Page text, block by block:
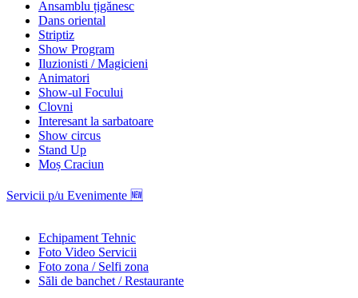
Ansamblu țigănesc
Dans oriental
Striptiz
Show Program
Iluzionisti / Magicieni
Animatori
Show-ul Focului
Clovni
Interesant la sarbatoare
Show circus
Stand Up
Moș Craciun
Servicii p/u Evenimente 🆕
Echipament Tehnic
Foto Video Servicii
Foto zona / Selfi zona
Săli de banchet / Restaurante